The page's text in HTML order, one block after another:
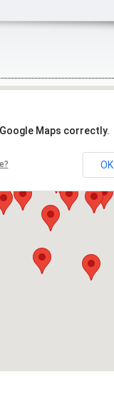
Maps correctly.
OK